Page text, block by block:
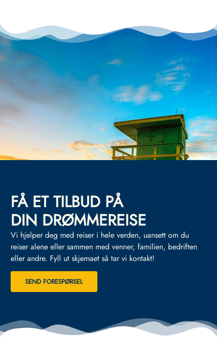
FÅ ET TILBUD PÅ
DIN DRØMMEREISE
Vi hjelper deg med reiser i hele verden, uansett om du
reiser alene eller sammen med venner, familien, bedriften
eller andre. Fyll ut skjemaet så tar vi kontakt!
SEND FORESPØRSEL